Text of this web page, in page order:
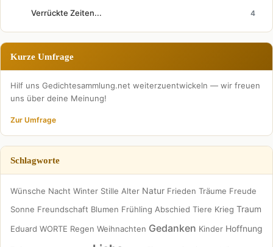
Verrückte Zeiten... 4
Kurze Umfrage
Hilf uns Gedichtesammlung.net weiterzuentwickeln — wir freuen
uns über deine Meinung!
Zur Umfrage
Schlagworte
Wünsche Nacht Winter Stille Alter Natur Frieden Träume Freude
Sonne Freundschaft Blumen Frühling Abschied Tiere Krieg Traum
Eduard WORTE Regen Weihnachten Gedanken Kinder Hoffnung